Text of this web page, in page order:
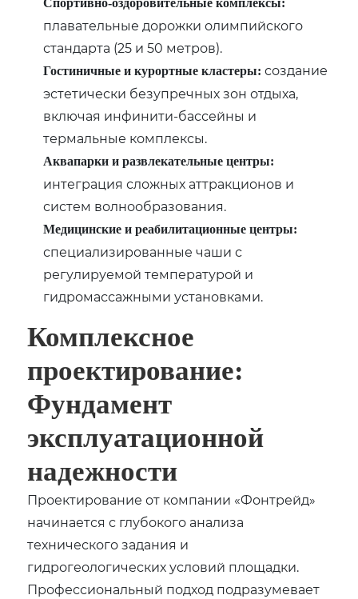
Спортивно-оздоровительные комплексы:
плавательные дорожки олимпийского
стандарта (25 и 50 метров).
Гостиничные и курортные кластеры: создание
эстетически безупречных зон отдыха‚
включая инфинити-бассейны и
термальные комплексы.
Аквапарки и развлекательные центры:
интеграция сложных аттракционов и
систем волнообразования.
Медицинские и реабилитационные центры:
специализированные чаши с
регулируемой температурой и
гидромассажными установками.
Комплексное
проектирование:
Фундамент
эксплуатационной
надежности
Проектирование от компании «Фонтрейд»
начинается с глубокого анализа
технического задания и
гидрогеологических условий площадки.
Профессиональный подход подразумевает